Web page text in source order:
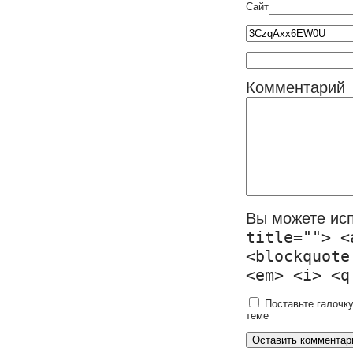
Сайт
Комментарий
Вы можете
title="">
<em> <i>
Поставьте
теме